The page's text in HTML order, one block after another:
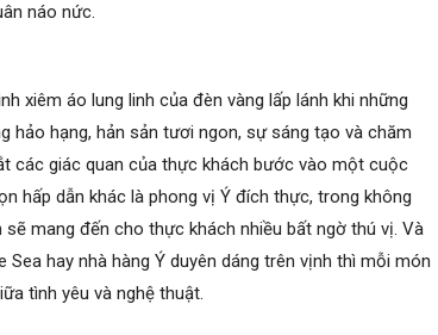
náo nức.
xiêm áo lung linh của đèn vàng lấp lánh khi những
hảo hạng, hản sản tươi ngon, sự sáng tạo và chăm
các giác quan của thực khách bước vào một cuộc
hấp dẫn khác là phong vị Ý đích thực, trong không
mang đến cho thực khách nhiều bất ngờ thú vị. Và
hay nhà hàng Ý duyên dáng trên vịnh thì mỗi món
tình yêu và nghệ thuật.